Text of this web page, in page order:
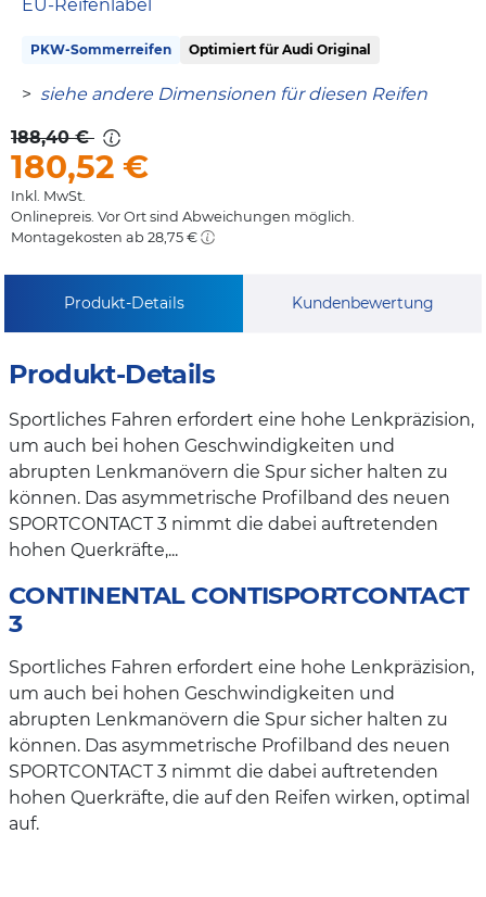
EU-Reifenlabel
PKW-Sommerreifen Optimiert für Audi Original
> siehe andere Dimensionen für diesen Reifen
188,40 €
180,52 €
Inkl. MwSt.
Onlinepreis. Vor Ort sind Abweichungen möglich.
Montagekosten ab 28,75 €
Produkt-Details Kundenbewertung
Produkt-Details
Sportliches Fahren erfordert eine hohe Lenkpräzision,
um auch bei hohen Geschwindigkeiten und
abrupten Lenkmanövern die Spur sicher halten zu
können. Das asymmetrische Profilband des neuen
SPORTCONTACT 3 nimmt die dabei auftretenden
hohen Querkräfte,...
CONTINENTAL CONTISPORTCONTACT
3
Sportliches Fahren erfordert eine hohe Lenkpräzision,
um auch bei hohen Geschwindigkeiten und
abrupten Lenkmanövern die Spur sicher halten zu
können. Das asymmetrische Profilband des neuen
SPORTCONTACT 3 nimmt die dabei auftretenden
hohen Querkräfte, die auf den Reifen wirken, optimal
auf.